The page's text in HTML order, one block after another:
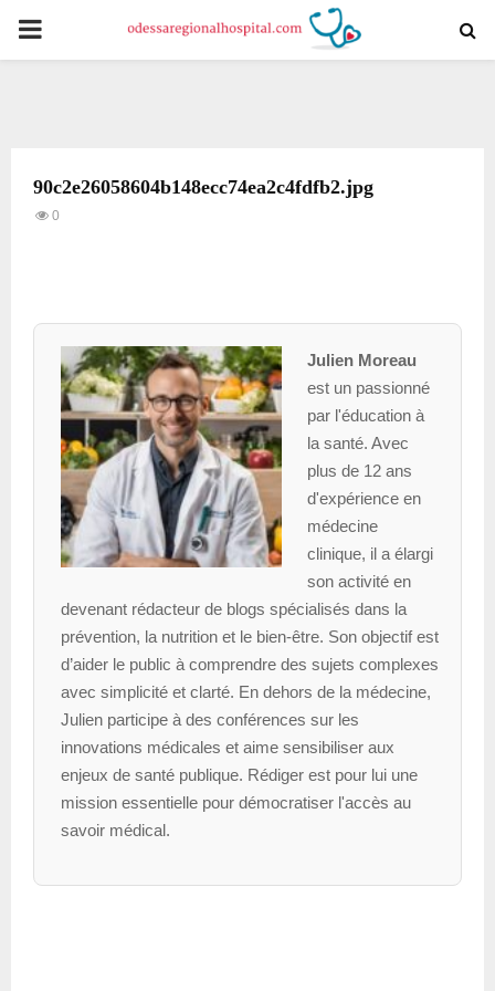
PRIMARY
90c2e26058604b148ecc74ea2c4fdfb2.jpg
0
Julien Moreau
est un passionné
par l'éducation à
la santé. Avec
plus de 12 ans
d'expérience en
médecine
clinique, il a élargi
son activité en
devenant rédacteur de blogs spécialisés dans la
prévention, la nutrition et le bien-être. Son objectif est
d’aider le public à comprendre des sujets complexes
avec simplicité et clarté. En dehors de la médecine,
Julien participe à des conférences sur les
innovations médicales et aime sensibiliser aux
enjeux de santé publique. Rédiger est pour lui une
mission essentielle pour démocratiser l'accès au
savoir médical.